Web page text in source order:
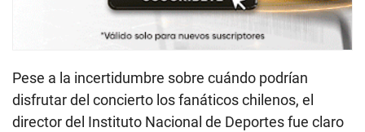
Pese a la incertidumbre sobre cuándo podrían
disfrutar del concierto los fanáticos chilenos, el
director del Instituto Nacional de Deportes fue claro